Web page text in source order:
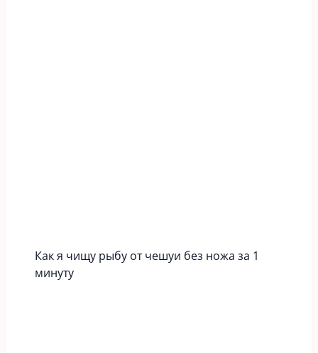
Как я чищу рыбу от чешуи без ножа за 1
минуту